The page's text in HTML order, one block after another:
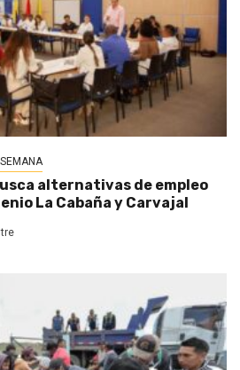
alternativas de empleo
La Cabaña y Carvajal